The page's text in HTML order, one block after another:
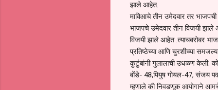
झाले आहेत.
माविआचे तीन उमेदवार तर
भाजपचे उमेदवार तीन विजयी
विजयी झाले आहेत .त्याचबरोबर
प्रतिष्ठेच्या आणि चुरशीच्या
कुटुंबांनी गुलालाची उधळण केली.
बोंडे- 48,पियुष गोयल-47, संजय
म्हणाले की निवडणूक आयोगाने आमचे